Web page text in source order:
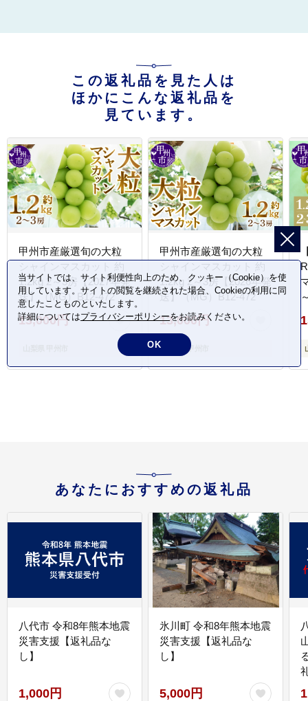
この返礼品を見た人は
ほかにこんな返礼品を
見ています。
甲州市産厳選旬の大粒
シャインマスカット 約
1.2kg 2～3房【2027年発
送】（MG）B12-472
13,000円
甲州市産厳選旬の大粒
シャインマスカット 約
1.2kg 2～3房【2026年発
送】（MG）B12-472
13,000円
山梨県 甲州市
あなたにおすすめの返礼品
八代市 令和8年熊本地震
災害支援【返礼品な
し】
1,000円
氷川町 令和8年熊本地震
災害支援【返礼品な
し】
5,000円
当サイトでは、サイト利便性向上のため、クッキー（Cookie）を使
用しています。サイトの閲覧を継続された場合、Cookieの利用に同
意したことものといたします。
詳細についてはプライバシーポリシーをお読みください。
OK